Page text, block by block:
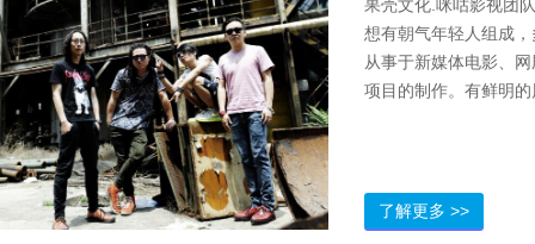
果壳文化.咪咕影视团
想有朝气年轻人组成
从事于新媒体电影、
项目的制作。有鲜明
平逐步提高，我们一
大电影的梦想迈进。
了解更多 >>